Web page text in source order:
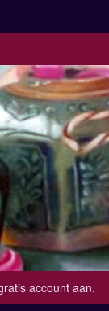
account aan.